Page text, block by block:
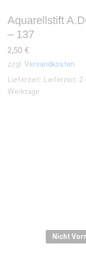
Aquarellstift
– 137
2,50 €
zzgl. Versandkosten
Lieferzeit: Lieferzeit:
Werktage
Nicht